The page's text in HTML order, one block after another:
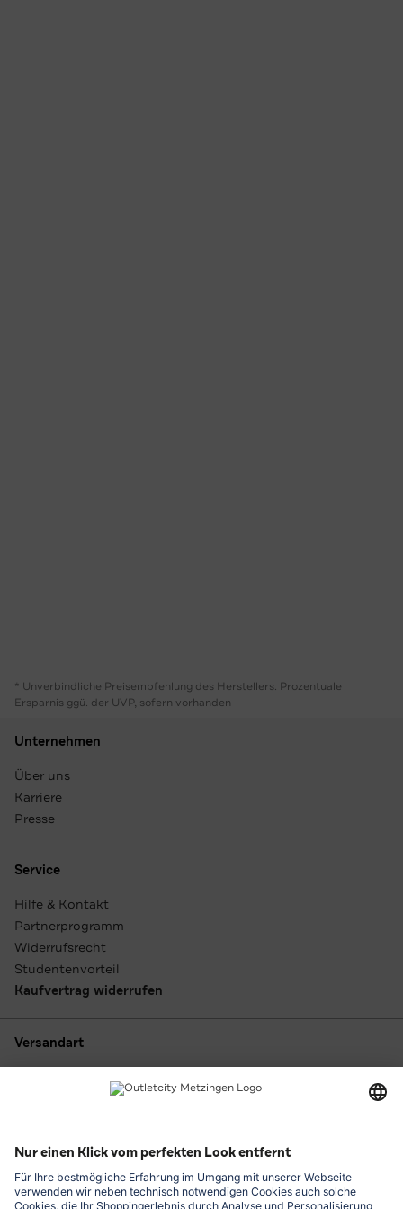
* Unverbindliche Preisempfehlung des Herstellers. Prozentuale
Ersparnis ggü. der UVP, sofern vorhanden
Unternehmen
Über uns
Karriere
Presse
Service
Hilfe & Kontakt
Partnerprogramm
Widerrufsrecht
Studentenvorteil
Kaufvertrag widerrufen
Versandart